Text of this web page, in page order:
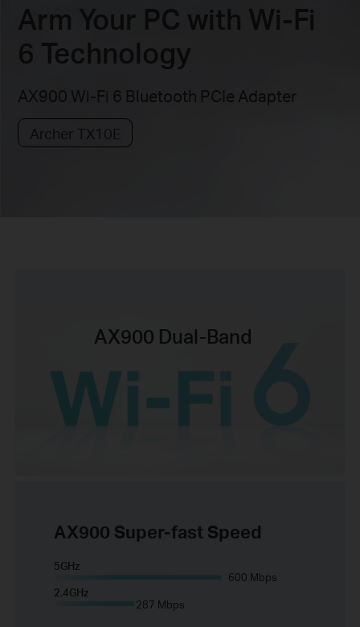
Arm Your PC with Wi-Fi
6 Technology
AX900 Wi-Fi 6 Bluetooth PCIe Adapter
Archer TX10E
AX900 Dual-Band
AX900 Super-fast Speed
5GHz
600 Mbps
2.4GHz
287 Mbps